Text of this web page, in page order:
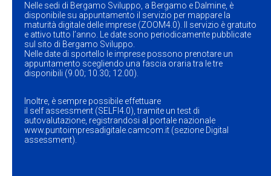
Nelle sedi di Bergamo Sviluppo, a Bergamo e Dalmine, è
disponibile su appuntamento il servizio per mappare la
maturità digitale delle imprese (ZOOM4.0). Il servizio è gratuito
e attivo tutto l’anno. Le date sono periodicamente pubblicate
sul sito di Bergamo Sviluppo.
Nelle date di sportello le imprese possono prenotare un
appuntamento scegliendo una fascia oraria tra le tre
disponibili (9.00; 10.30; 12.00).
Inoltre, è sempre possibile effettuare
il self assessment (SELFI4.0), tramite un test di
autovalutazione, registrandosi al portale nazionale
www.puntoimpresadigitale.camcom.it (sezione Digital
assessment).